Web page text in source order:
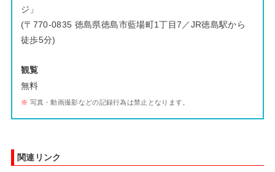
ジ」
(〒770-0835 徳島県徳島市藍場町1丁目7／JR徳島駅から
徒歩5分)
観覧
無料
※ 写真・動画撮影などの記録行為は禁止となります。
関連リンク